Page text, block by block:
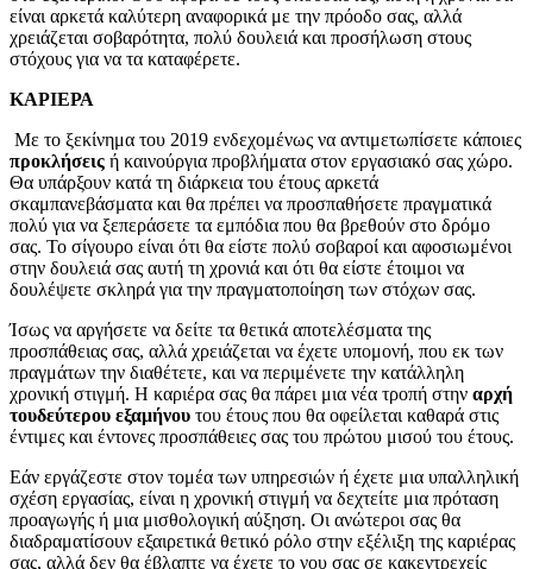
είναι αρκετά καλύτερη αναφορικά με την πρόοδο σας, αλλά
χρειάζεται σοβαρότητα, πολύ δουλειά και προσήλωση στους
στόχους για να τα καταφέρετε.
ΚΑΡΙΕΡΑ
Με το ξεκίνημα του 2019 ενδεχομένως να αντιμετωπίσετε κάποιες
προκλήσεις ή καινούργια προβλήματα στον εργασιακό σας χώρο.
Θα υπάρξουν κατά τη διάρκεια του έτους αρκετά
σκαμπανεβάσματα και θα πρέπει να προσπαθήσετε πραγματικά
πολύ για να ξεπεράσετε τα εμπόδια που θα βρεθούν στο δρόμο
σας. Το σίγουρο είναι ότι θα είστε πολύ σοβαροί και αφοσιωμένοι
στην δουλειά σας αυτή τη χρονιά και ότι θα είστε έτοιμοι να
δουλέψετε σκληρά για την πραγματοποίηση των στόχων σας.
Ίσως να αργήσετε να δείτε τα θετικά αποτελέσματα της
προσπάθειας σας, αλλά χρειάζεται να έχετε υπομονή, που εκ των
πραγμάτων την διαθέτετε, και να περιμένετε την κατάλληλη
χρονική στιγμή. Η καριέρα σας θα πάρει μια νέα τροπή στην αρχή
τουδεύτερου εξαμήνου του έτους που θα οφείλεται καθαρά στις
έντιμες και έντονες προσπάθειες σας του πρώτου μισού του έτους.
Εάν εργάζεστε στον τομέα των υπηρεσιών ή έχετε μια υπαλληλική
σχέση εργασίας, είναι η χρονική στιγμή να δεχτείτε μια πρόταση
προαγωγής ή μια μισθολογική αύξηση. Οι ανώτεροι σας θα
διαδραματίσουν εξαιρετικά θετικό ρόλο στην εξέλιξη της καριέρας
σας, αλλά δεν θα έβλαπτε να έχετε το νου σας σε κακεντρεχείς